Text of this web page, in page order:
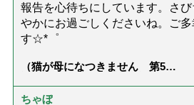
報告を心待ちにしています。さ
やかにお過ごしくださいね。ご
す☆*゜
（猫が母になつきません 第500
ちゃぼ